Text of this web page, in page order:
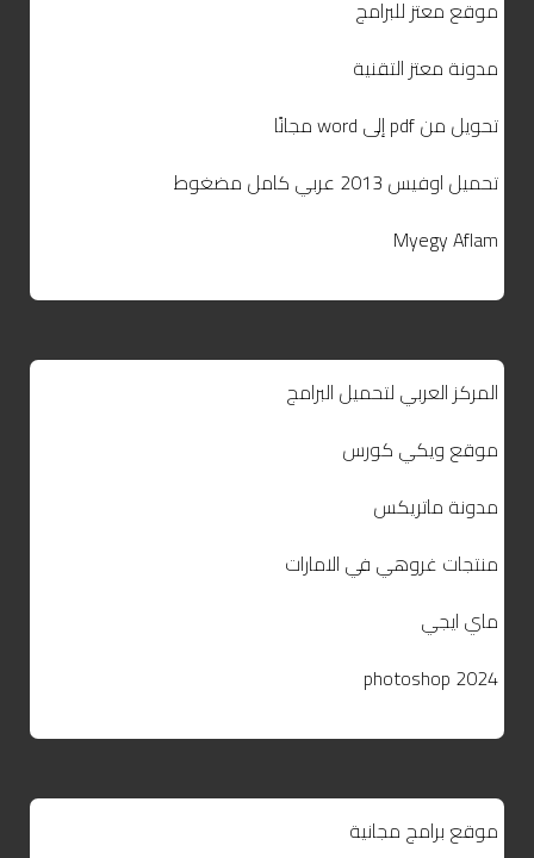
موقع معتز للبرامج
مدونة معتز التقنية
تحويل من pdf إلى word مجانًا
تحميل اوفيس 2013 عربي كامل مضغوط
Myegy Aflam
المركز العربي لتحميل البرامج
موقع ويكي كورس
مدونة ماتريكس
منتجات غروهي في الامارات
ماي ايجي
photoshop 2024
موقع برامج مجانية